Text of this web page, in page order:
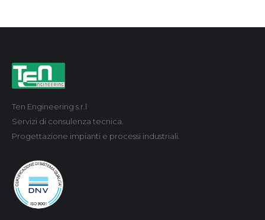
Ten Engineering s.r.l
Servizi di consulenza tecnica.
Progettazione impianti e processi industriali.